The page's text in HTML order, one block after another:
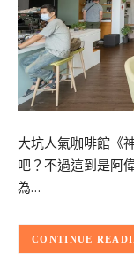
大坑人氣咖啡館《
吧？不過這到是阿
為…
CONTINUE